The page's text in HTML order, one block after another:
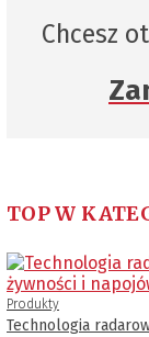
Chcesz
TOP W
Produkty
Technologia